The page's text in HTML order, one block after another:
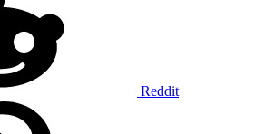
Reddit